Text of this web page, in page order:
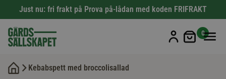
Just nu: fri frakt på Prova på-lådan med koden FRIFRAKT
Min
0
Kebabspett med broccolisallad